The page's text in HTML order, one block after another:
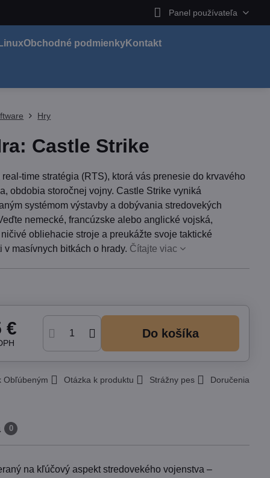
Panel používateľa
LinuxObchodné podmienkyKontakt
Hry
Castle Strike
real-time stratégia (RTS), ktorá vás prenesie do krvavého
obdobia storočnej vojny. Castle Strike vyniká
systémom výstavby a dobývania stredovekých
nemecké, francúzske alebo anglické vojská,
obliehacie stroje a preukážte svoje taktické
v masívnych bitkách o hrady. Čítajte viac
€ Do košíka
Obľúbeným Otázka k produktu Strážny pes Doručenia
0
na kľúčový aspekt stredovekého vojenstva –